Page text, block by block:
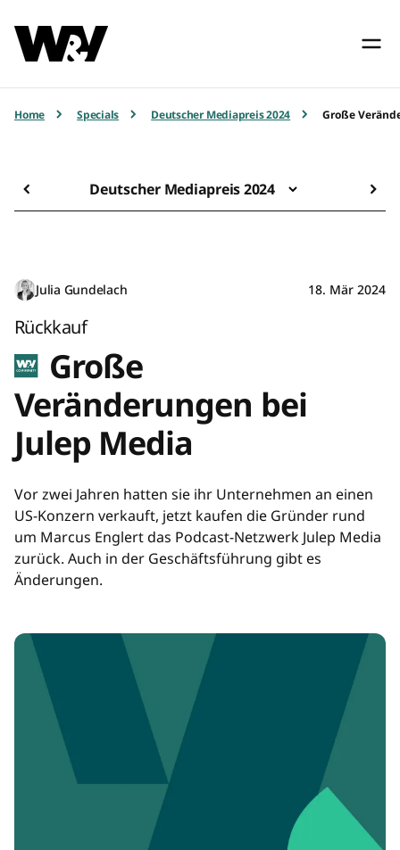
Home Specials Deutscher Mediapreis 2024 Große
Deutscher Mediapreis 2024
Julia Gundelach 18. Mär 2024
Rückkauf
Große
Veränderungen bei
Julep Media
Vor zwei Jahren hatten sie ihr Unternehmen an einen
US-Konzern verkauft, jetzt kaufen die Gründer rund
um Marcus Englert das Podcast-Netzwerk Julep Media
zurück. Auch in der Geschäftsführung gibt es
Änderungen.